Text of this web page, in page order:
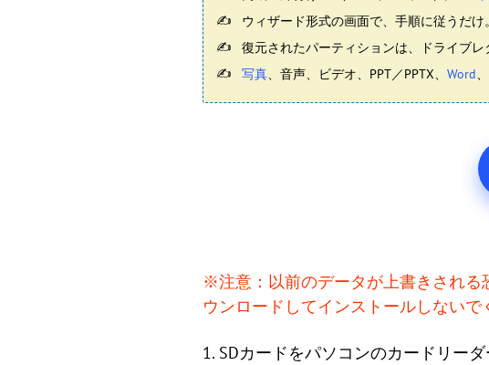
ウィザード形式の画面で、手順に従うだ
復元されたパーティションは、ドライブ
写真、音声、ビデオ、PPT／PPTX、 Word
※注意：以前のデータが上書きされる
ウンロードしてインストールしないで
1. SDカードをパソコンのカードリー